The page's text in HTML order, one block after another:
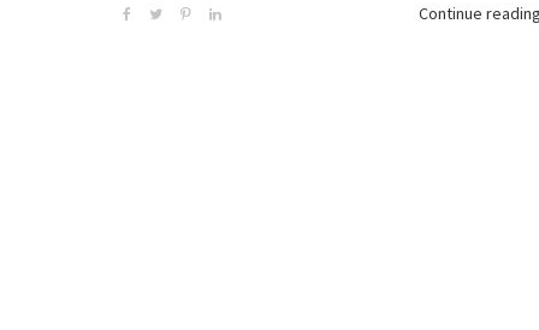
Continue reading